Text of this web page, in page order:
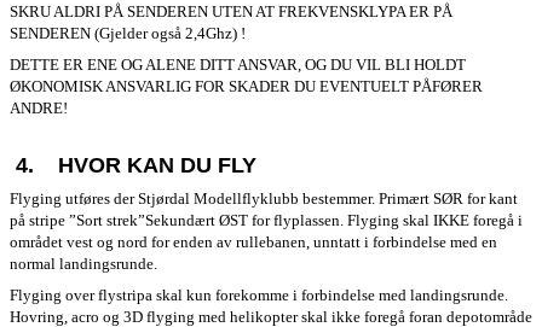
SKRU ALDRI PÅ SENDEREN UTEN AT FREKVENSKLYPA ER PÅ
SENDEREN (Gjelder også 2,4Ghz) !
DETTE ER ENE OG ALENE DITT ANSVAR, OG DU VIL BLI HOLDT
ØKONOMISK ANSVARLIG FOR SKADER DU EVENTUELT PÅFØRER
ANDRE!
4. HVOR KAN DU FLY
Flyging utføres der Stjørdal Modellflyklubb bestemmer. Primært SØR for kant
på stripe ”Sort strek”Sekundært ØST for flyplassen. Flyging skal IKKE foregå i
området vest og nord for enden av rullebanen, unntatt i forbindelse med en
normal landingsrunde.
Flyging over flystripa skal kun forekomme i forbindelse med landingsrunde.
Hovring, acro og 3D flyging med helikopter skal ikke foregå foran depotområde